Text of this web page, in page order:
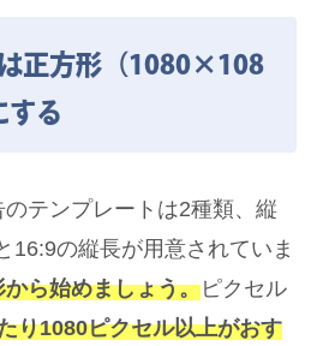
正方形（1080×108
する
テンプレートは2種類、縦
16:9の縦長が用意されていま
ら始めましょう。ピクセル
り1080ピクセル以上がおす